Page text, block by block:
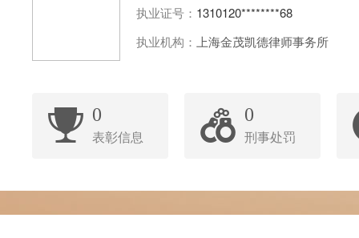
执业证号： 1310120********68
执业机构： 上海金茂凯德律师事务所
0
表彰信息
0
刑事处罚